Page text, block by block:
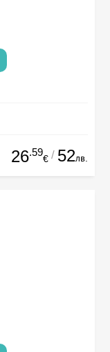
26.59
€ / 52лв.